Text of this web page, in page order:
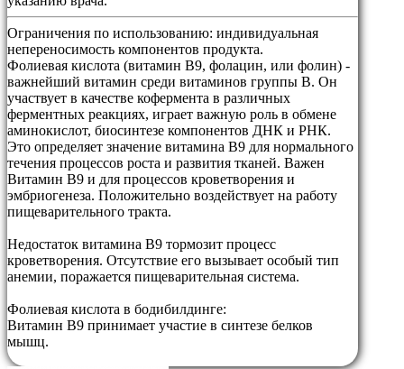
Ограничения по использованию: индивидуальная
непереносимость компонентов продукта.
Фолиевая кислота (витамин В9, фолацин, или фолин) -
важнейший витамин среди витаминов группы В. Он
участвует в качестве кофермента в различных
ферментных реакциях, играет важную роль в обмене
аминокислот, биосинтезе компонентов ДНК и РНК.
Это определяет значение витамина В9 для нормального
течения процессов роста и развития тканей. Важен
Витамин В9 и для процессов кроветворения и
эмбриогенеза. Положительно воздействует на работу
пищеварительного тракта.
Недостаток витамина В9 тормозит процесс
кроветворения. Отсутствие его вызывает особый тип
анемии, поражается пищеварительная система.
Фолиевая кислота в бодибилдинге:
Витамин В9 принимает участие в синтезе белков
мышц.